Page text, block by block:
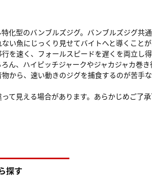
化型のバンブルズジグ。バンブルズジグ共
い魚にじっくり見せてバイトへと導くこと
を速く、フォールスピードを遅くを両立し
ん、ハイピッチジャークやジャカジャカ巻
から、速い動きのジグを捕食するのが苦手
て見える場合があります。あらかじめご了承
探す